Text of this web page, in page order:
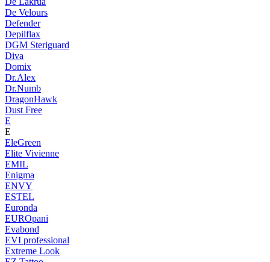
De Velours
Defender
Depilflax
DGM Steriguard
Diva
Domix
Dr.Alex
Dr.Numb
DragonHawk
Dust Free
E
E
EleGreen
Elite Vivienne
EMIL
Enigma
ENVY
ESTEL
Euronda
EUROpani
Evabond
EVI professional
Extreme Look